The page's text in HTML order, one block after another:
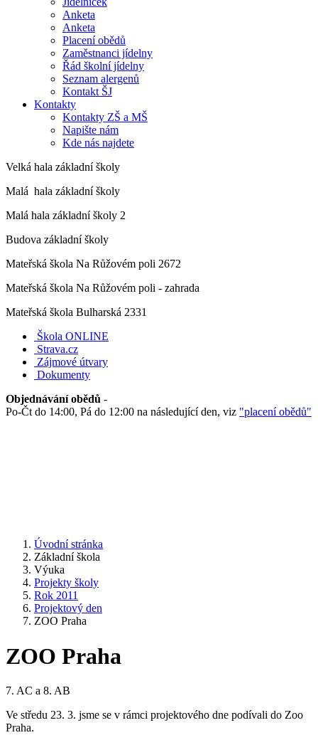
Anketa
Anketa
Placení obědů
Zaměstnanci jídelny
Řád školní jídelny
Seznam alergenů
Kontakt ŠJ
Kontakty
Kontakty ZŠ a MŠ
Napište nám
Kde nás najdete
Velká hala základní školy
Malá hala základní školy
Malá hala základní školy 2
Budova základní školy
Mateřská škola Na Růžovém poli 2672
Mateřská škola Na Růžovém poli - zahrada
Mateřská škola Bulharská 2331
Škola ONLINE
Strava.cz
Zájmové útvary
Dokumenty
Objednávání obědů -
Po-Čt do 14:00, Pá do 12:00 na následující den, viz "placení obědů"
Úvodní stránka
Základní škola
Výuka
Projekty školy
Rok 2011
Projektový den
ZOO Praha
ZOO Praha
7. AC a 8. AB
Ve středu 23. 3. jsme se v rámci projektového dne podívali do Zoo
Praha.